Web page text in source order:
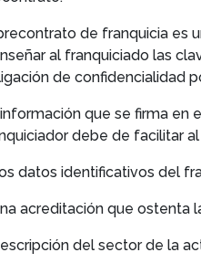
de franquicia es
al franquiciado las
de confidencialidad
que se firma en
debe de facilitar
datos identificativos del
acreditación que ostenta
del sector de la